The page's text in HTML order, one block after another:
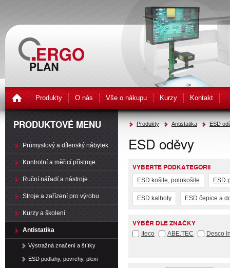
Produkty O nás Vše o nákupu Kurzy Kontakt
Produkty Antistatika ESD
ESD oděvy
VYBERTE PODKATEGORII
ESD košile, polokošile ESD
ESD kalhoty ESD čepice a
VÝBĚR DLE ZNAČKY
Iteco ABE.TEC Desco
PRODUKTOVÉ MENU
Průmyslový a dílenský nábytek
Kontrolní a měřicí přístroje
Ruční nářadí a nástroje
Stroje a zařízení pro výrobu
Kurzy a školení
Antistatika
Výstražná značení a štítky
ESD podlahy, povrchy, plexi